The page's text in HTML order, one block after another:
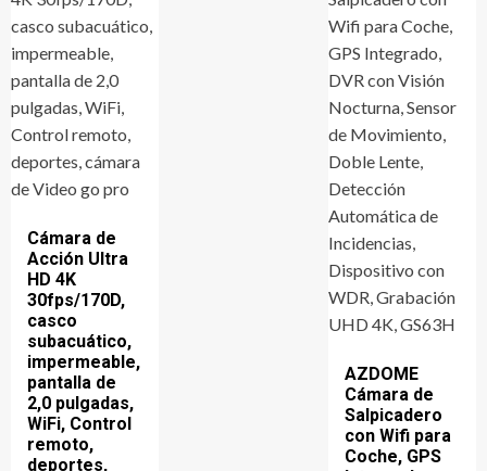
Cámara de
Acción Ultra
HD 4K
30fps/170D,
casco
subacuático,
impermeable,
pantalla de
2,0 pulgadas,
WiFi, Control
remoto,
deportes,
AZDOME
Cámara de
Salpicadero
con Wifi para
Coche, GPS